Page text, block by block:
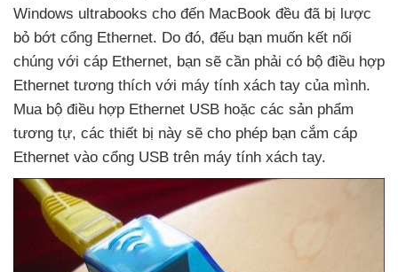
Windows ultrabooks cho đến MacBook đều đã bị lược
bỏ bớt cổng Ethernet. Do đó, đếu bạn muốn kết nối
chúng với cáp Ethernet, bạn sẽ cần phải có bộ điều hợp
Ethernet tương thích với máy tính xách tay của mình.
Mua bộ điều hợp Ethernet USB hoặc các sản phẩm
tương tự, các thiết bị này sẽ cho phép bạn cắm cáp
Ethernet vào cổng USB trên máy tính xách tay.